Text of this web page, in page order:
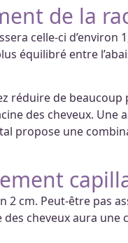
de la
celle-ci
équilibré entre
réduire de beaucoup
des cheveux.
propose une
2 cm. Peut-être pas
cheveux aura